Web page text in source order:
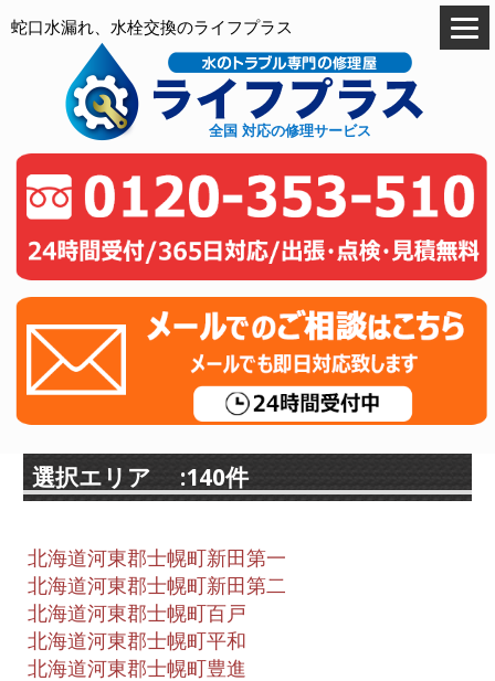
蛇口水漏れ、水栓交換のライフプラス
全国 対応の修理サービス
選択エリア :140件
北海道河東郡士幌町新田第一
北海道河東郡士幌町新田第二
北海道河東郡士幌町百戸
北海道河東郡士幌町平和
北海道河東郡士幌町豊進